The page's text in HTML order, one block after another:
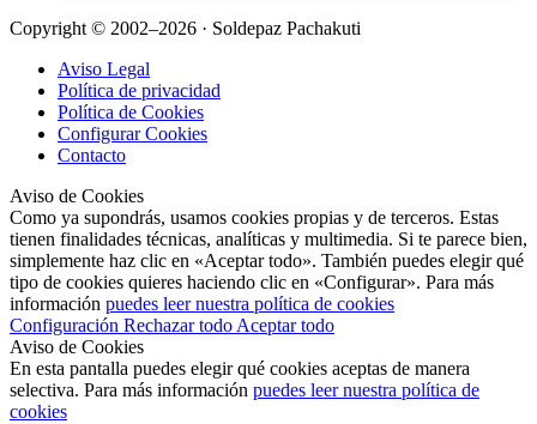
Copyright © 2002–2026 · Soldepaz Pachakuti
Aviso Legal
Política de privacidad
Política de Cookies
Configurar Cookies
Contacto
Aviso de Cookies
Como ya supondrás, usamos cookies propias y de terceros. Estas
tienen finalidades técnicas, analíticas y multimedia. Si te parece bien,
simplemente haz clic en «Aceptar todo». También puedes elegir qué
tipo de cookies quieres haciendo clic en «Configurar». Para más
información puedes leer nuestra política de cookies
Configuración Rechazar todo Aceptar todo
Aviso de Cookies
En esta pantalla puedes elegir qué cookies aceptas de manera
selectiva. Para más información puedes leer nuestra política de
cookies